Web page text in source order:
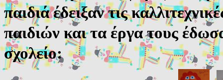
παιδιά έδειξαν τις
παιδιών και τα έργα τους
σχολείο: